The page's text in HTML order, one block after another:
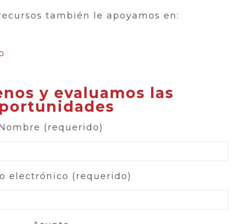
también le apoyamos en:
y evaluamos las
(requerido)
electrónico (requerido)